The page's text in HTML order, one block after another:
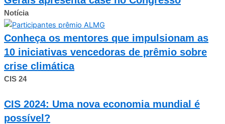
Notícia
Conheça os mentores que impulsionam as
10 iniciativas vencedoras de prêmio sobre
crise climática
CIS 24
CIS 2024: Uma nova economia mundial é
possível?